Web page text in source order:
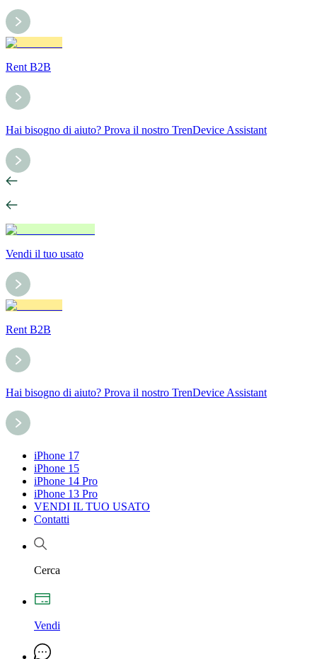
Rent B2B
Hai bisogno di aiuto? Prova il nostro TrenDevice Assistant
Vendi il tuo usato
Rent B2B
Hai bisogno di aiuto? Prova il nostro TrenDevice Assistant
iPhone 17
iPhone 15
iPhone 14 Pro
iPhone 13 Pro
VENDI IL TUO USATO
Contatti
Cerca
Vendi